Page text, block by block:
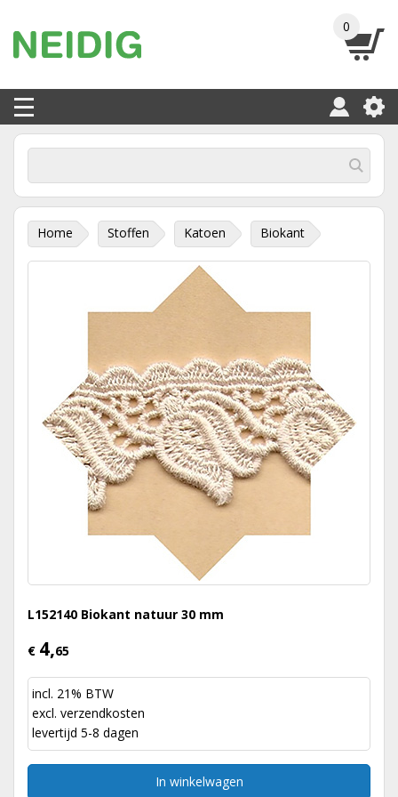
0
Home Stoffen Katoen Biokant
L152140 Biokant natuur 30 mm
€ 4,65
incl. 21% BTW
excl. verzendkosten
levertijd 5-8 dagen
In winkelwagen